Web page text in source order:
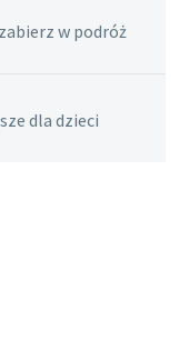
w podróż
dla dzieci